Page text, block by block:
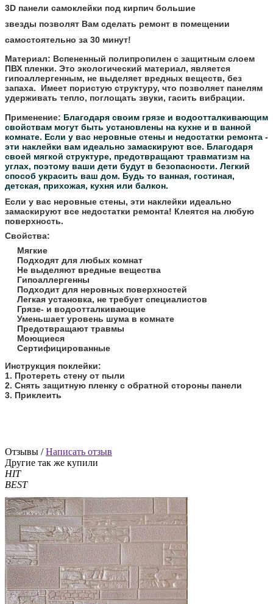
3D панели самоклейки под кирпич большие
звезды позволят Вам сделать ремонт в помещении
самостоятельно за 30 минут!
Материал: Вспененный полипропилен с защитным слоем
ПВХ пленки. Это экологический материал, является
гипоаллергенным, не выделяет вредных веществ, без
запаха. Имеет пористую структуру, что позволяет панелям
удерживать тепло, поглощать звуки, гасить вибрации.
Применение: Благодаря своим грязе и водоотталкивающим
свойствам могут быть установлены на кухне и в ванной
комнате. Если у вас неровные стены и недостатки ремонта -
эти наклейки вам идеально замаскируют все. Благодаря
своей мягкой структуре, предотвращают травматизм на
углах, поэтому ваши дети будут в безопасности. Легкий
способ украсить ваш дом. Будь то ванная, гостиная,
детская, прихожая, кухня или балкон.
Если у вас неровные стены, эти наклейки идеально
замаскируют все недостатки ремонта! Клеятся на любую
поверхность.
Свойства:
Мягкие
Подходят для любых комнат
Не выделяют вредные вещества
Гипоаллергенны
Подходит для неровных поверхностей
Легкая установка, не требует специалистов
Грязе- и водоотталкивающие
Уменьшает уровень шума в комнате
Предотвращают травмы
Моющиеся
Сертифицированные
​Инструкция поклейки:
1. Протереть стену от пыли
2. Снять защитную пленку с обратной стороны панели
3. Приклеить
Отзывы /Написать отзыв
Другие так же купили
HIT
BEST